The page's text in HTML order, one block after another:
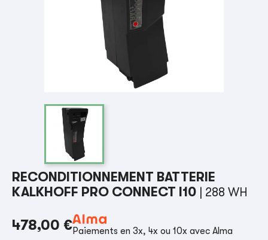
RECONDITIONNEMENT BATTERIE
KALKHOFF PRO CONNECT I10
| 288 WH
478,00 €Paiements en 3x, 4x ou 10x avec Alma